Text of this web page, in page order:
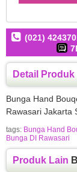
(021)
Detail
Bunga Hand
Rawasari Jakarta
tags: Bunga Hand
Bunga DI Rawasari
Produk Lain